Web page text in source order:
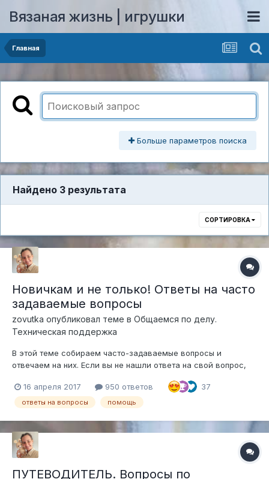
Вязаная жизнь | игрушки
Главная
Больше параметров поиска
Найдено 3 результата
СОРТИРОВКА
Новичкам и не только! Ответы на часто
задаваемые вопросы
zovutka опубликовал теме в Общаемся по делу.
Техническая поддержка
В этой теме собираем часто-задаваемые вопросы и
отвечаем на них. Если вы не нашли ответа на свой вопрос,
сориентироваться на форуме. Как найти мастер-классы,
онлайны? - Путеводитель по форуму с пояснениями здесь. 2.
16 апреля 2017 950 ответов 37
ответы на вопросы помощь
ПУТЕВОДИТЕЛЬ. Вопросы по